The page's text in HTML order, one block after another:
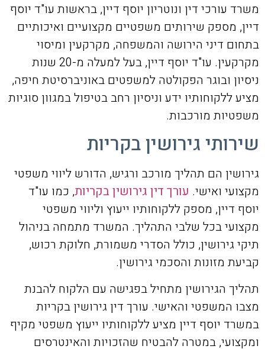
משרד עורכי דין ונוטריון יוסף דיין, בראשות עו"ד יוסף
דיין, מספק שירותים משפטיים מקצועיים ואיכותיים
בתחום דיני הירושה והמשפחה, מקרקעין ומיסוי
מקרקעין. עו"ד יוסף דיין, בעל למעלה מ-20 שנות
ניסיון ובוגר הפקולטה למשפטים באוניברסיטת חיפה,
מציע ללקוחותיו ידע וניסיון רחב בטיפול במגוון סוגיות
משפטיות מורכבות.
שירותי גירושין בקריות
גירושין הם תהליך מורכב ורגיש, הדורש ליווי משפטי
מקצועי ואישי. עורך דין גירושין בקריות, כמו עו"ד
יוסף דיין, מספק ללקוחותיו ייעוץ וליווי משפטי
מקצועי בכל שלבי התהליך. המשרד מתמחה בניהול
תיקי גירושין, כולל הסדרי משמורת, חלוקת רכוש,
קביעת מזונות והסכמי גירושין.
תהליך הגירושין מתחיל בפגישה עם הלקוח להבנת
מצבו המשפטי והאישי. עורך דין גירושין בקריות
במשרד יוסף דיין מציע ללקוחותיו ייעוץ משפטי מקיף
ומקצועי, במטרה להבטיח שהזכויות והאינטרסים